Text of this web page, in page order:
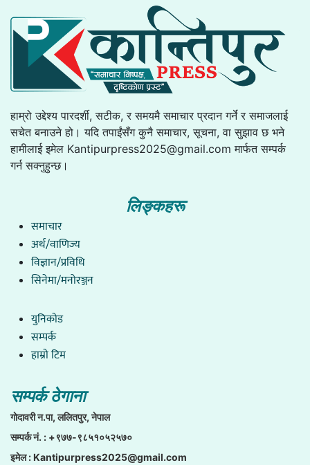
हाम्रो उद्देश्य पारदर्शी, सटीक, र समयमै समाचार प्रदान गर्ने र समाजलाई
सचेत बनाउने हो। यदि तपाईंसँग कुनै समाचार, सूचना, वा सुझाव छ भने
हामीलाई इमेल Kantipurpress2025@gmail.com मार्फत सम्पर्क
गर्न सक्नुहुन्छ।
लिङ्कहरू
समाचार
अर्थ/वाणिज्य
विज्ञान/प्रविधि
सिनेमा/मनोरञ्जन
युनिकाेड
सम्पर्क
हाम्राे टिम
सम्पर्क ठेगाना
गाेदावरी न.पा, ललितपुर, नेपाल
सम्पर्क नं. : +९७७-९८५१०५२५७०
इमेल :Kantipurpress2025@gmail.com